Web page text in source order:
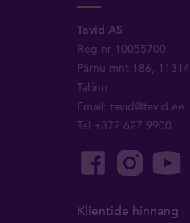
Tavid AS
Reg nr 10055700
Pärnu mnt 186, 11314
Tallinn
Email:tavid@tavid.ee
Tel +372 627 9900
Klientide hinnang